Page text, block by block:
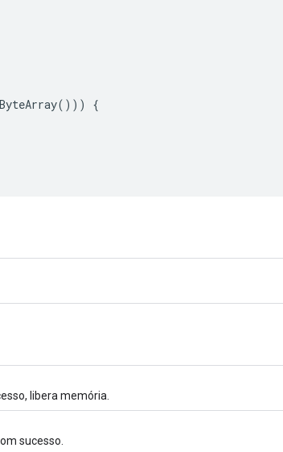
()))
{
libera memória.
sucesso.